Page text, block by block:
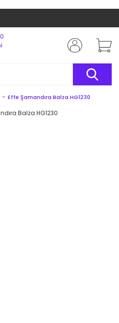
Effe Şamandıra Balza HG1230